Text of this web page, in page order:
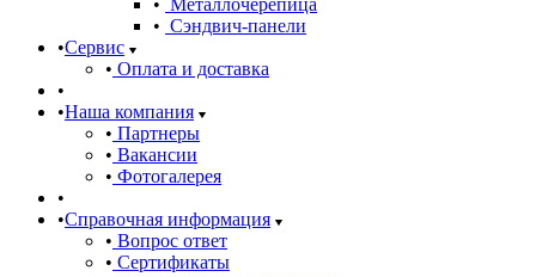
Металлочерепица
Сэндвич-панели
Сервис
Оплата и доставка
Наша компания
Партнеры
Вакансии
Фотогалерея
Справочная информация
Вопрос ответ
Сертификаты